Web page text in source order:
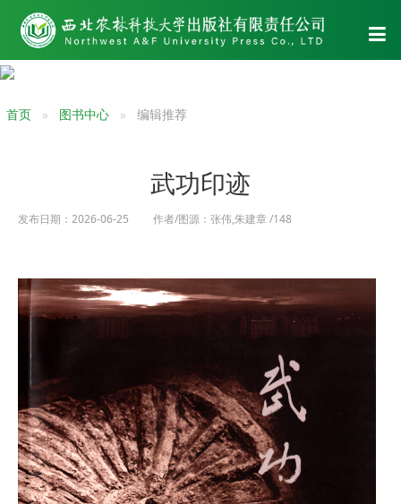
首页 图书中心 编辑推荐
武功印迹
发布日期：2026-06-25 作者/图源：张伟,朱建章 /148